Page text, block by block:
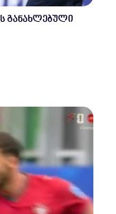
განახლებული